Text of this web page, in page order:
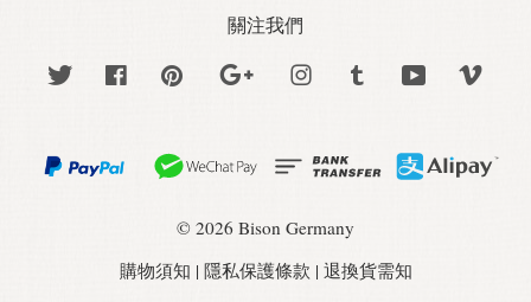
關注我們
Twitter Facebook Pinterest Google Instagram Tumblr YouTube
© 2026 Bison Germany
購物須知 | 隱私保護條款 | 退換貨需知